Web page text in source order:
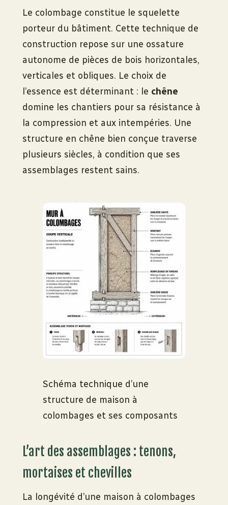
Le colombage constitue le squelette
porteur du bâtiment. Cette technique de
construction repose sur une ossature
autonome de pièces de bois horizontales,
verticales et obliques. Le choix de
l’essence est déterminant : le chêne
domine les chantiers pour sa résistance à
la compression et aux intempéries. Une
structure en chêne bien conçue traverse
plusieurs siècles, à condition que ses
assemblages restent sains.
Schéma technique d’une
structure de maison à
colombages et ses composants
L’art des assemblages : tenons,
mortaises et chevilles
La longévité d’une maison à colombages